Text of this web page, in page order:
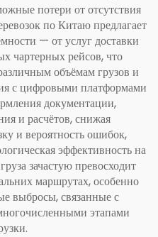
потери от отсутствия
по Китаю предлагает
— от услуг доставки
чартерных рейсов, что
объёмам грузов и
с цифровыми платформами
документации,
и расчётов, снижая
и вероятность ошибок,
эффективность на
зачастую превосходит
маршрутах, особенно
выбросы, связанные с
этапами